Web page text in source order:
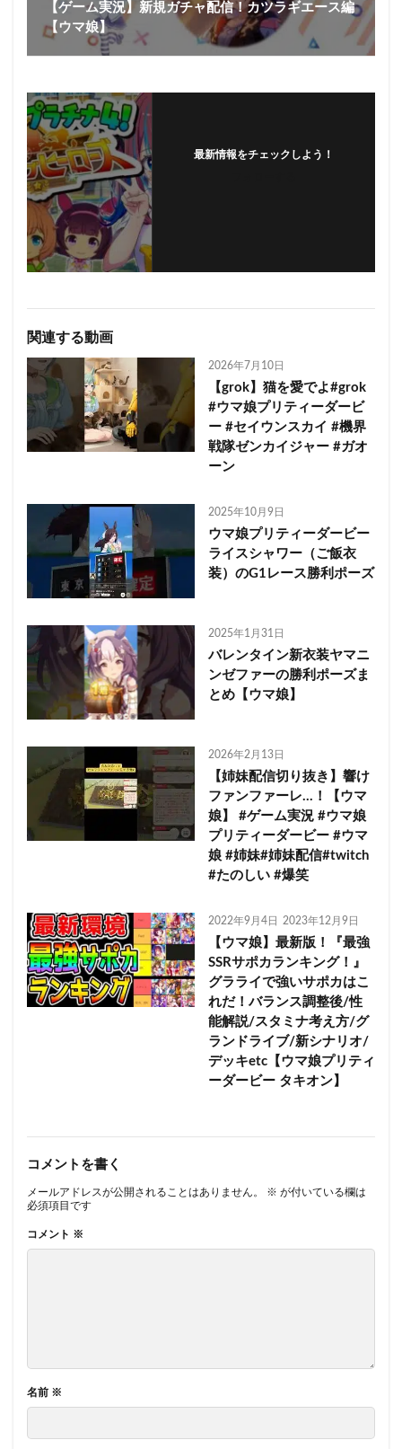
【ゲーム実況】新規ガチャ配信！カツラギエース編
【ウマ娘】
最新情報をチェックしよう！
関連する動画
2026年7月10日
【grok】猫を愛でよ#grok
#ウマ娘プリティーダービ
ー #セイウンスカイ #機界
戦隊ゼンカイジャー #ガオ
ーン
2025年10月9日
ウマ娘プリティーダービー
ライスシャワー（ご飯衣
装）のG1レース勝利ポーズ
2025年1月31日
バレンタイン新衣装ヤマニ
ンゼファーの勝利ポーズま
とめ【ウマ娘】
2026年2月13日
【姉妹配信切り抜き】響け
ファンファーレ…！【ウマ
娘】 #ゲーム実況 #ウマ娘
プリティーダービー #ウマ
娘 #姉妹#姉妹配信#twitch
#たのしい #爆笑
2022年9月4日 2023年12月9日
【ウマ娘】最新版！『最強
SSRサポカランキング！』
グラライで強いサポカはこ
れだ！バランス調整後/性
能解説/スタミナ考え方/グ
ランドライブ/新シナリオ/
デッキetc【ウマ娘プリティ
ーダービー タキオン】
コメントを書く
メールアドレスが公開されることはありません。 ※ が付いている欄は
必須項目です
コメント ※
名前 ※